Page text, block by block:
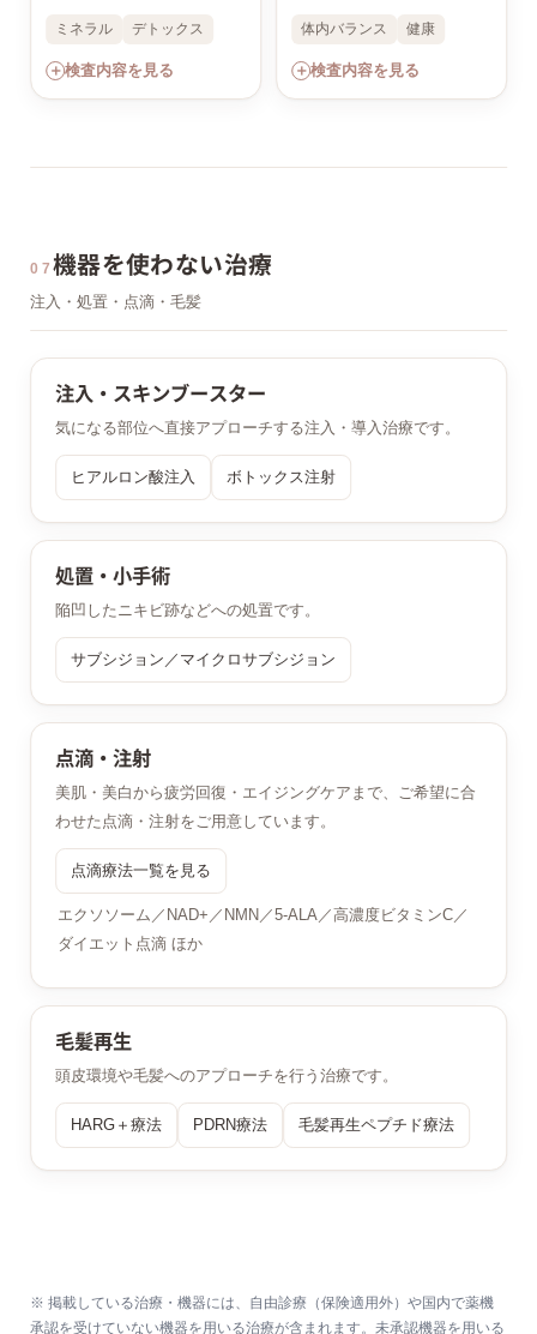
ミネラル デトックス
＋検査内容を見る
体内バランス 健康
＋検査内容を見る
07 機器を使わない治療
注入・処置・点滴・毛髪
注入・スキンブースター
気になる部位へ直接アプローチする注入・導入治療です。
ヒアルロン酸注入 ボトックス注射
処置・小手術
陥凹したニキビ跡などへの処置です。
サブシジョン／マイクロサブシジョン
点滴・注射
美肌・美白から疲労回復・エイジングケアまで、ご希望に合
わせた点滴・注射をご用意しています。
点滴療法一覧を見る
エクソソーム／NAD+／NMN／5-ALA／高濃度ビタミンC／
ダイエット点滴 ほか
毛髪再生
頭皮環境や毛髪へのアプローチを行う治療です。
HARG＋療法 PDRN療法 毛髪再生ペプチド療法
※ 掲載している治療・機器には、自由診療（保険適用外）や国内で薬機
承認を受けていない機器を用いる治療が含まれます。未承認機器を用いる